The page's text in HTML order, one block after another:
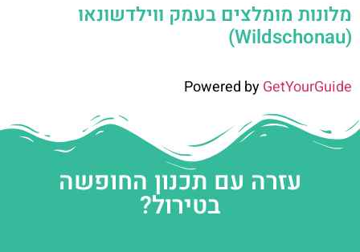
מלונות מומלצים בעמק ווילדשונאו
(Wildschonau)
Powered byGetYourGuide
עזרה עם תכנון החופשה
בטירול?